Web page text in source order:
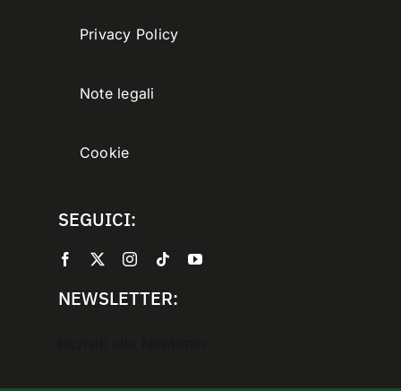
Privacy Policy
Note legali
Cookie
SEGUICI:
NEWSLETTER: